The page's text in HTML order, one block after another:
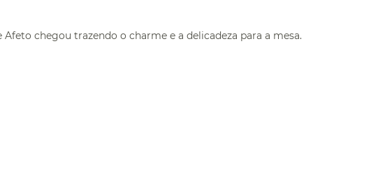
chegou trazendo o charme e a delicadeza para a mesa.